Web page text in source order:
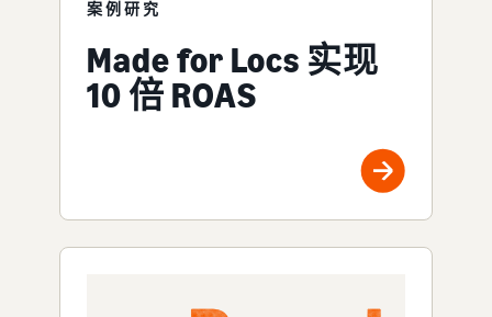
案例研究
Made for Locs 实现
10 倍 ROAS